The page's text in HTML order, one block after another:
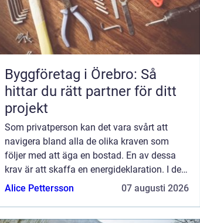
Byggföretag i Örebro: Så
hittar du rätt partner för ditt
projekt
Som privatperson kan det vara svårt att
navigera bland alla de olika kraven som
följer med att äga en bostad. En av dessa
krav är att skaffa en energideklaration. I den
här artikeln kommer vi att förklara vad en
Alice Pettersson 07 augusti 2026